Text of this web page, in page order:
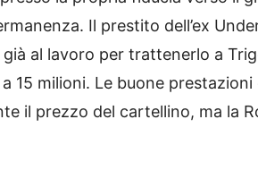
Il prestito dell’ex
al lavoro per trattenerlo a
15 milioni. Le buone prestazioni
il prezzo del cartellino, ma la